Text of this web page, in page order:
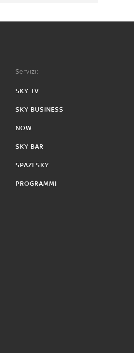
Servizi:
SKY TV
SKY BUSINESS
NOW
SKY BAR
SPAZI SKY
PROGRAMMI